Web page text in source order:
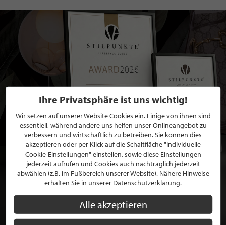
BEWERBEN SIE SICH FÜR EINE GRATIS
MITGLIEDSCHAFT BEI STILPUNKTE®
JETZT GRATIS BEWERBEN
Ihre Privatsphäre ist uns wichtig!
Wir setzen auf unserer Website Cookies ein. Einige von ihnen sind
essentiell, während andere uns helfen unser Onlineangebot zu
verbessern und wirtschaftlich zu betreiben. Sie können dies
akzeptieren oder per Klick auf die Schaltfläche "Individuelle
Cookie-Einstellungen" einstellen, sowie diese Einstellungen
jederzeit aufrufen und Cookies auch nachträglich jederzeit
abwählen (z.B. im Fußbereich unserer Website). Nähere Hinweise
erhalten Sie in unserer Datenschutzerklärung.
Alle akzeptieren